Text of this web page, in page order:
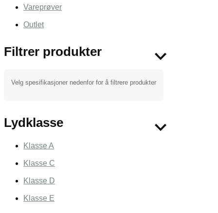
Vareprøver
Outlet
Filtrer produkter
Velg spesifikasjoner nedenfor for å filtrere produkter
Lydklasse
Klasse A
Klasse C
Klasse D
Klasse E